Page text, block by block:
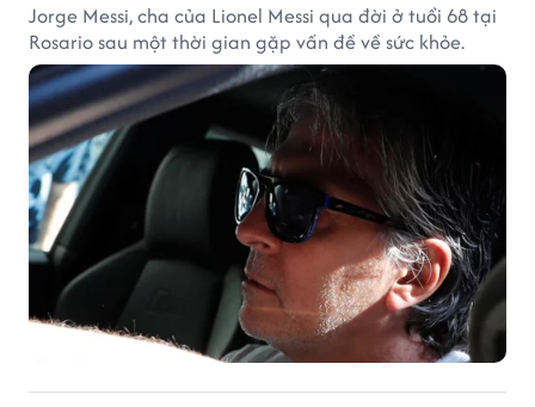
Jorge Messi, cha của Lionel Messi qua đời ở tuổi 68 tại
Rosario sau một thời gian gặp vấn đề về sức khỏe.